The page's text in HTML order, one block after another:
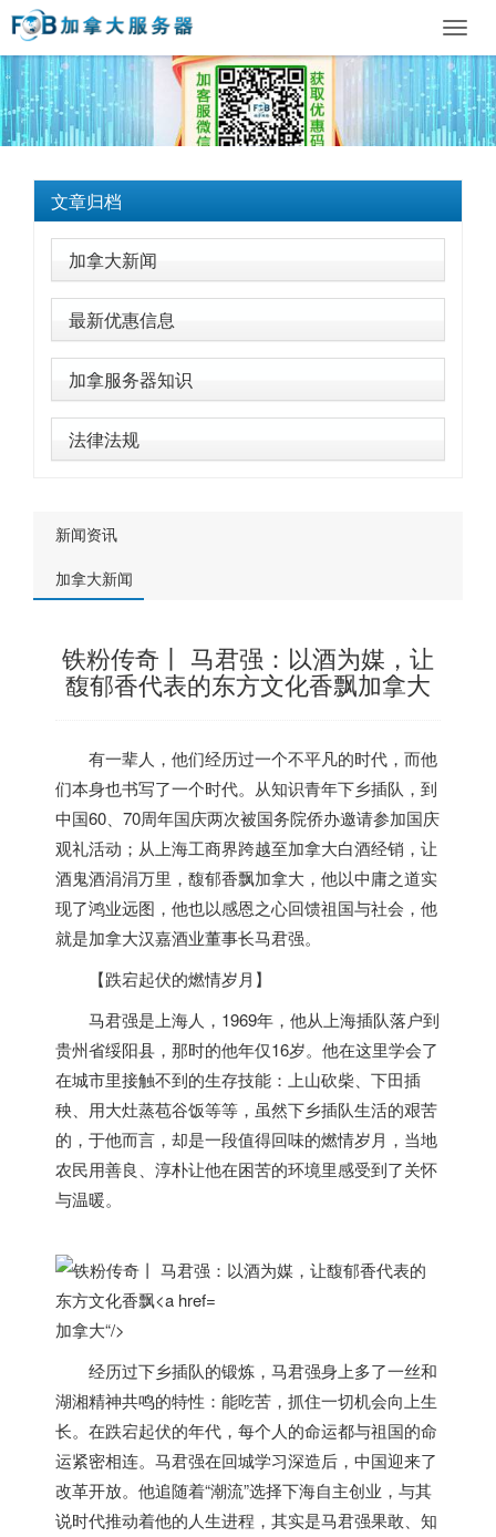
文章归档
加拿大新闻
最新优惠信息
加拿服务器知识
法律法规
新闻资讯
加拿大新闻
铁粉传奇丨 马君强：以酒为媒，让
馥郁香代表的东方文化香飘加拿大
有一辈人，他们经历过一个不平凡的时代，而他
们本身也书写了一个时代。从知识青年下乡插队，到
中国60、70周年国庆两次被国务院侨办邀请参加国庆
观礼活动；从上海工商界跨越至加拿大白酒经销，让
酒鬼酒涓涓万里，馥郁香飘加拿大 ，他以中庸之道实
现了鸿业远图，他也以感恩之心回馈祖国与社会，他
就是加拿大汉嘉酒业董事长马君强。
【跌宕起伏的燃情岁月】
马君强是上海人，1969年，他从上海插队落户到
贵州省绥阳县，那时的他年仅16岁。他在这里学会了
在城市里接触不到的生存技能：上山砍柴、下田插
秧、用大灶蒸苞谷饭等等，虽然下乡插队生活的艰苦
的，于他而言，却是一段值得回味的燃情岁月，当地
农民用善良、淳朴让他在困苦的环境里感受到了关怀
与温暖。
加拿大“/>
经历过下乡插队的锻炼，马君强身上多了一丝和
湖湘精神共鸣的特性：能吃苦，抓住一切机会向上生
长。在跌宕起伏的年代，每个人的命运都与祖国的命
运紧密相连。马君强在回城学习深造后，中国迎来了
改革开放。他追随着“潮流”选择下海自主创业，与其
说时代推动着他的人生进程，其实是马君强果敢、知